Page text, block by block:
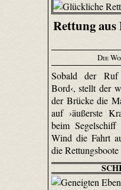
Rettung aus
Die
Sobald der Ruf
Bord‹, stellt der
der Brücke die
auf ›äußerste
beim
Wind die Fahrt
die